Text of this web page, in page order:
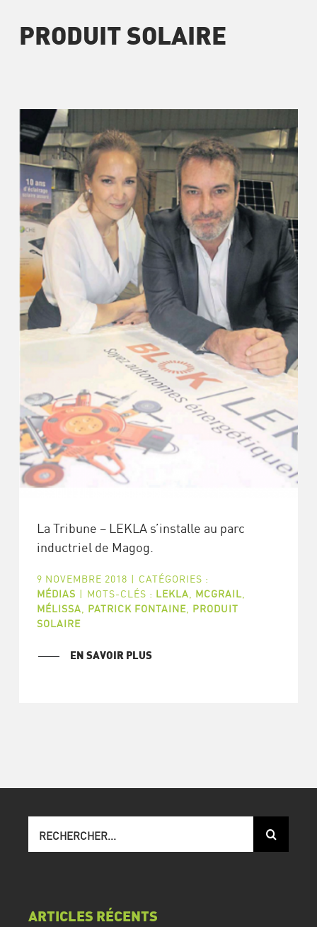
PRODUIT SOLAIRE
La Tribune – LEKLA s’installe au parc
inductriel de Magog.
9 NOVEMBRE 2018 | CATÉGORIES :
MÉDIAS | MOTS-CLÉS : LEKLA, MCGRAIL,
MÉLISSA, PATRICK FONTAINE, PRODUIT
SOLAIRE
EN SAVOIR PLUS
sur
ARTICLES RÉCENTS